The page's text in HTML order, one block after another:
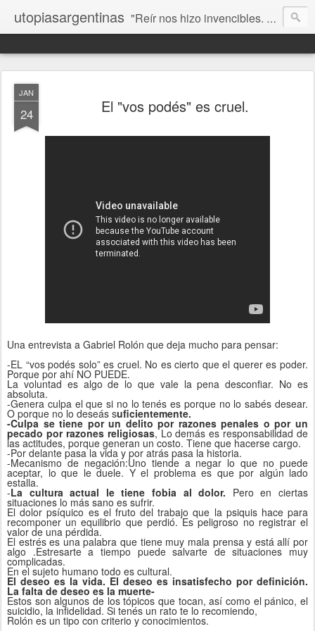
utopiasargentinas "Reír nos hizo invencibles. No como los que siempre ganan, sino como aquellos que no se rinden”. Frida Kahlo
JAN
24 El "vos podés" es cruel.
Una entrevista a Gabriel Rolón que deja mucho para pensar:
-EL “vos podés solo” es cruel. No es cierto que el querer es poder.
Porque por ahí NO PUEDE.
La voluntad es algo de lo que vale la pena desconfiar. No es
absoluta.
-Genera culpa el que si no lo tenés es porque no lo sabés desear.
O porque no lo deseás suficientemente.
-Culpa se tiene por un delito por razones penales o por un
pecado por razones religiosas, Lo demás es responsabilidad de
las actitudes, porque generan un costo. Tiene que hacerse cargo.
-Por delante pasa la vida y por atrás pasa la historia.
-Mecanismo de negación:Uno tiende a negar lo que no puede
aceptar, lo que le duele. Y el problema es que por algún lado
estalla.
-La cultura actual le tiene fobia al dolor. Pero en ciertas
situaciones lo más sano es sufrir.
El dolor psíquico es el fruto del trabajo que la psiquis hace para
recomponer un equilibrio que perdió. Es peligroso no registrar el
valor de una pérdida.
El estrés es una palabra que tiene muy mala prensa y está allí por
algo .Estresarte a tiempo puede salvarte de situaciones muy
complicadas.
En el sujeto humano todo es cultural.
El deseo es la vida. El deseo es insatisfecho por definición.
La falta de deseo es la muerte-
Estos son algunos de los tópicos que tocan, así como el pánico, el
suicidio, la infidelidad. Si tenés un rato te lo recomiendo,
Rolón es un tipo con criterio y conocimientos.